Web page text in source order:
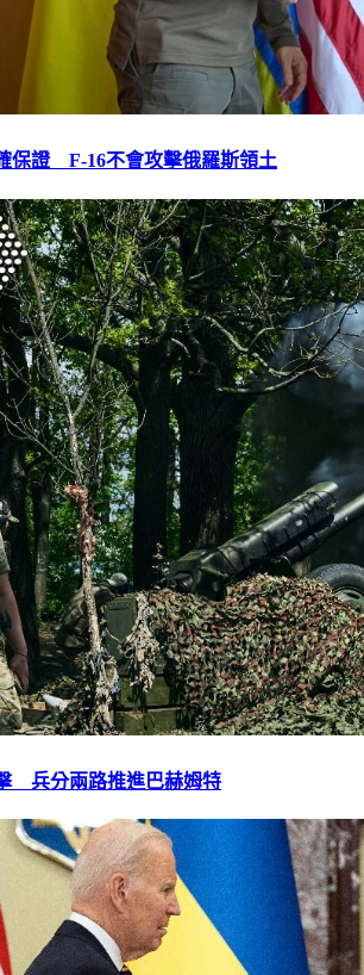
保證 F-16不會攻擊俄羅斯領土
兵分兩路推進巴赫姆特